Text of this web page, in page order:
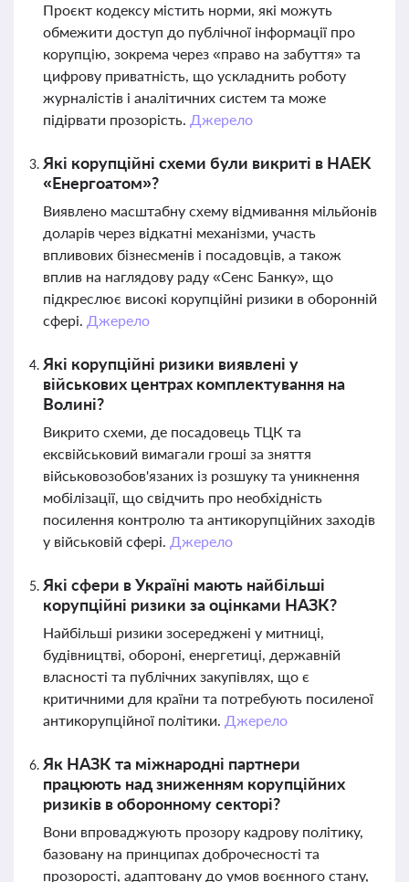
Проєкт кодексу містить норми, які можуть
обмежити доступ до публічної інформації про
корупцію, зокрема через «право на забуття» та
цифрову приватність, що ускладнить роботу
журналістів і аналітичних систем та може
підірвати прозорість. Джерело
Які корупційні схеми були викриті в НАЕК
«Енергоатом»?
Виявлено масштабну схему відмивання мільйонів
доларів через відкатні механізми, участь
впливових бізнесменів і посадовців, а також
вплив на наглядову раду «Сенс Банку», що
підкреслює високі корупційні ризики в оборонній
сфері. Джерело
Які корупційні ризики виявлені у
військових центрах комплектування на
Волині?
Викрито схеми, де посадовець ТЦК та
ексвійськовий вимагали гроші за зняття
військовозобов'язаних із розшуку та уникнення
мобілізації, що свідчить про необхідність
посилення контролю та антикорупційних заходів
у військовій сфері. Джерело
Які сфери в Україні мають найбільші
корупційні ризики за оцінками НАЗК?
Найбільші ризики зосереджені у митниці,
будівництві, обороні, енергетиці, державній
власності та публічних закупівлях, що є
критичними для країни та потребують посиленої
антикорупційної політики. Джерело
Як НАЗК та міжнародні партнери
працюють над зниженням корупційних
ризиків в оборонному секторі?
Вони впроваджують прозору кадрову політику,
базовану на принципах доброчесності та
прозорості, адаптовану до умов воєнного стану,